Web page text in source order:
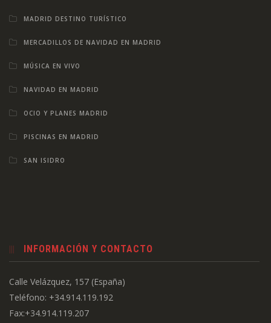
MADRID DESTINO TURÍSTICO
MERCADILLOS DE NAVIDAD EN MADRID
MÚSICA EN VIVO
NAVIDAD EN MADRID
OCIO Y PLANES MADRID
PISCINAS EN MADRID
SAN ISIDRO
INFORMACIÓN Y CONTACTO
Calle Velázquez, 157 (España)
Teléfono: +34.914.119.192
Fax:+34.914.119.207